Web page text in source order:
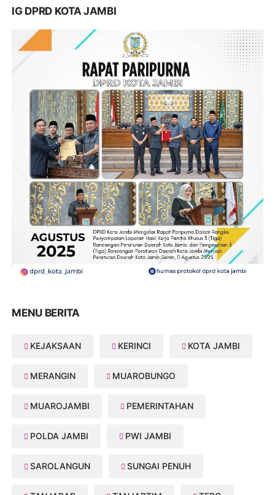
IG DPRD KOTA JAMBI
MENU BERITA
KEJAKSAAN KERINCI KOTA JAMBI
MERANGIN MUAROBUNGO
MUAROJAMBI PEMERINTAHAN
POLDA JAMBI PWI JAMBI
SAROLANGUN SUNGAI PENUH